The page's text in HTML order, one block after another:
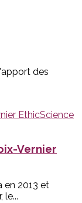
des
Vernier
en 2013 et
le...